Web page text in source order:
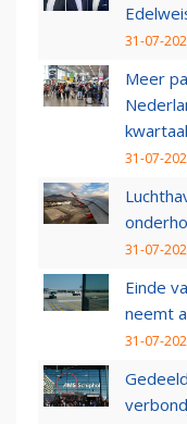
31-07-
Meer
kwartaal
31-07-
31-07-
Einde
neemt
31-07-